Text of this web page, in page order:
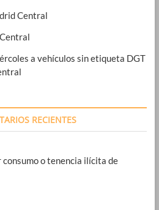
Central
a vehículos sin etiqueta DGT
RECIENTES
consumo o tenencia ilícita de